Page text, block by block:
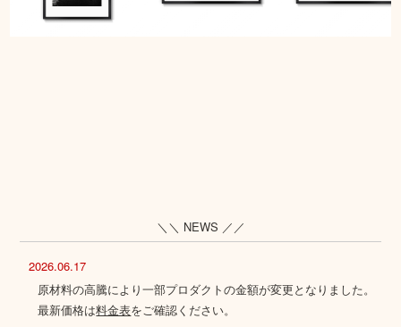
＼＼ NEWS ／／
2026.06.17
原材料の高騰により一部プロダクトの金額が変更となりました。
最新価格は料金表をご確認ください。